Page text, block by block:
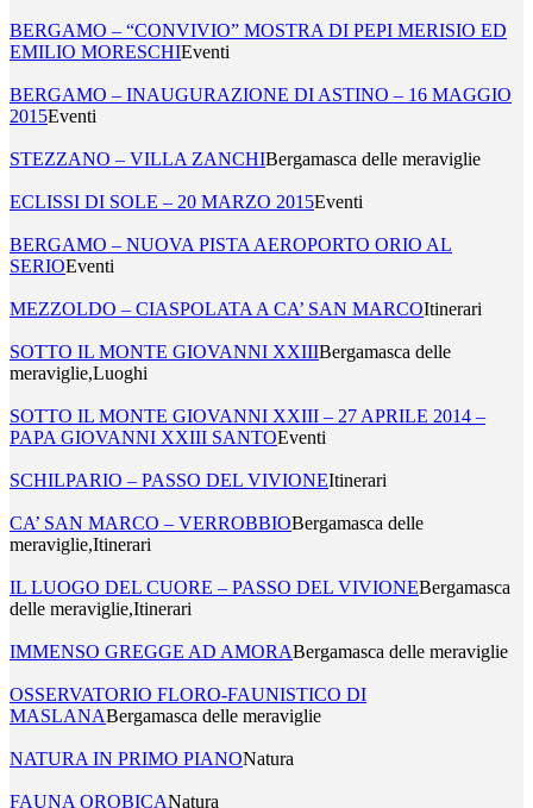
BERGAMO – “CONVIVIO” MOSTRA DI PEPI MERISIO ED
EMILIO MORESCHIEventi
BERGAMO – INAUGURAZIONE DI ASTINO – 16 MAGGIO
2015Eventi
STEZZANO – VILLA ZANCHIBergamasca delle meraviglie
ECLISSI DI SOLE – 20 MARZO 2015Eventi
BERGAMO – NUOVA PISTA AEROPORTO ORIO AL
SERIOEventi
MEZZOLDO – CIASPOLATA A CA’ SAN MARCOItinerari
SOTTO IL MONTE GIOVANNI XXIIIBergamasca delle
meraviglie,Luoghi
SOTTO IL MONTE GIOVANNI XXIII – 27 APRILE 2014 –
PAPA GIOVANNI XXIII SANTOEventi
SCHILPARIO – PASSO DEL VIVIONEItinerari
CA’ SAN MARCO – VERROBBIOBergamasca delle
meraviglie,Itinerari
IL LUOGO DEL CUORE – PASSO DEL VIVIONEBergamasca
delle meraviglie,Itinerari
IMMENSO GREGGE AD AMORABergamasca delle meraviglie
OSSERVATORIO FLORO-FAUNISTICO DI
MASLANABergamasca delle meraviglie
NATURA IN PRIMO PIANONatura
FAUNA OROBICANatura